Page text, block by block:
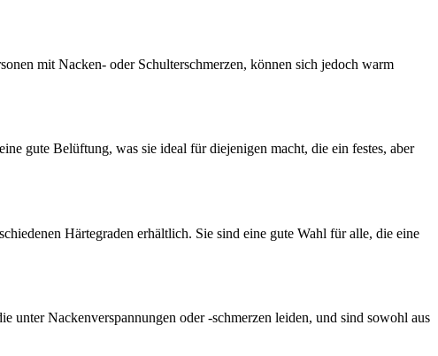
mit Nacken- oder Schulterschmerzen, können sich jedoch warm
gute Belüftung, was sie ideal für diejenigen macht, die ein festes, aber
Härtegraden erhältlich. Sie sind eine gute Wahl für alle, die eine
unter Nackenverspannungen oder -schmerzen leiden, und sind sowohl aus